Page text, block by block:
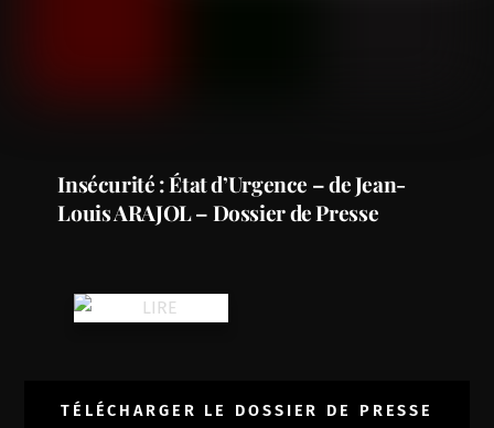
Insécurité : État d’Urgence – de Jean-
Louis ARAJOL – Dossier de Presse
TÉLÉCHARGER LE DOSSIER DE PRESSE